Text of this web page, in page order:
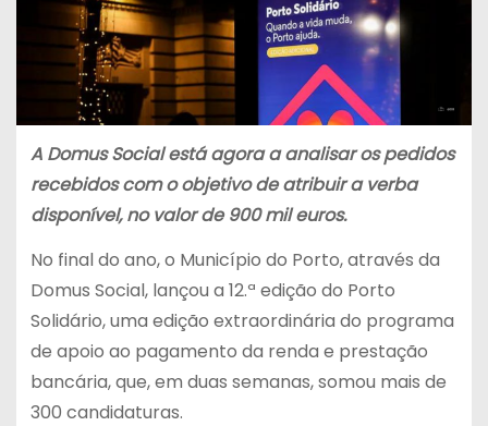
A Domus Social está agora a analisar os pedidos
recebidos com o objetivo de atribuir a verba
disponível, no valor de 900 mil euros.
No final do ano, o Município do Porto, através da
Domus Social, lançou a 12.ª edição do Porto
Solidário, uma edição extraordinária do programa
de apoio ao pagamento da renda e prestação
bancária, que, em duas semanas, somou mais de
300 candidaturas.